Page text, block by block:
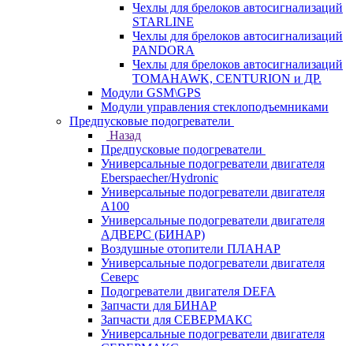
Чехлы для брелоков автосигнализаций
STARLINE
Чехлы для брелоков автосигнализаций
PANDORA
Чехлы для брелоков автосигнализаций
TOMAHAWK, CENTURION и ДР.
Модули GSM\GPS
Модули управления стеклоподъемниками
Предпусковые подогреватели
Назад
Предпусковые подогреватели
Универсальные подогреватели двигателя
Eberspaecher/Hydronic
Универсальные подогреватели двигателя
A100
Универсальные подогреватели двигателя
АДВЕРС (БИНАР)
Воздушные отопители ПЛАНАР
Универсальные подогреватели двигателя
Северс
Подогреватели двигателя DEFA
Запчасти для БИНАР
Запчасти для СЕВЕРМАКС
Универсальные подогреватели двигателя